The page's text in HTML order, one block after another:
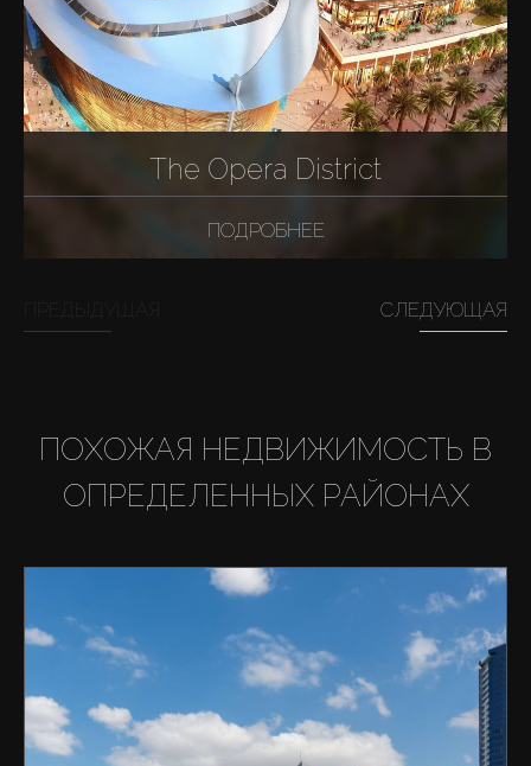
The Opera District
ПОДРОБНЕЕ
СЛЕДУЮЩАЯ
ПОХОЖАЯ НЕДВИЖИМОСТЬ В
ОПРЕДЕЛЕННЫХ РАЙОНАХ